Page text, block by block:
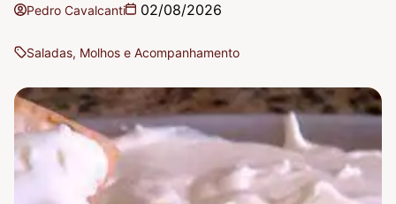
Pedro Cavalcanti 02/08/2026
Saladas, Molhos e Acompanhamento